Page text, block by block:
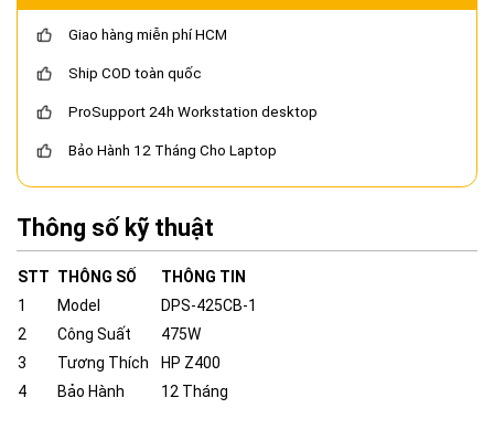
Giao hàng miễn phí HCM
Ship COD toàn quốc
ProSupport 24h Workstation desktop
Bảo Hành 12 Tháng Cho Laptop
Thông số kỹ thuật
STT THÔNG SỐ
THÔNG TIN
1
Model
DPS-425CB-1
2
Công Suất
475W
3
Tương Thích
HP Z400
4
Bảo Hành 12 Tháng